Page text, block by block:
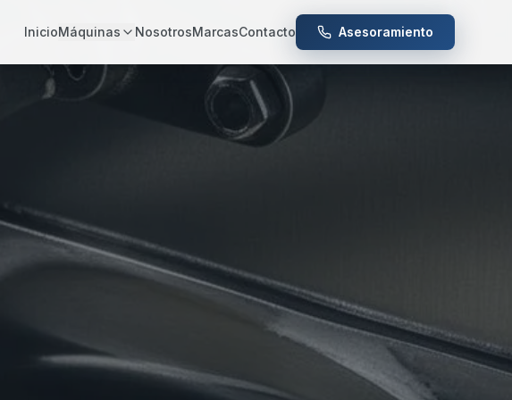
InicioMáquinas NosotrosMarcasContacto Asesoramiento